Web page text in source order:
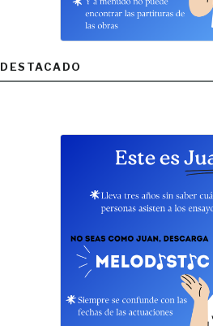
DESTACADO